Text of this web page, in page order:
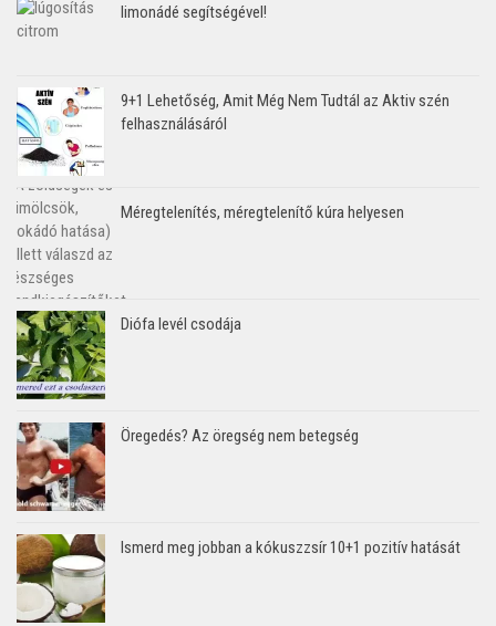
limonádé segítségével!
9+1 Lehetőség, Amit Még Nem Tudtál az Aktiv szén
felhasználásáról
Méregtelenítés, méregtelenítő kúra helyesen
Diófa levél csodája
Öregedés? Az öregség nem betegség
Ismerd meg jobban a kókuszzsír 10+1 pozitív hatását